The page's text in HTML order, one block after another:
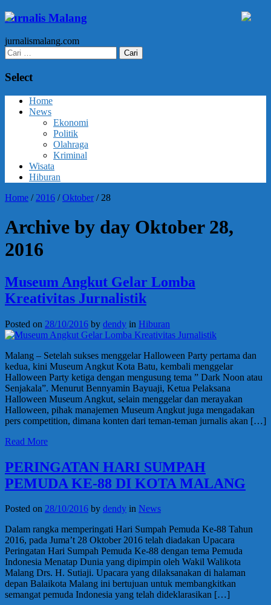
Jurnalis Malang
jurnalismalang.com
Cari
untuk:
Select
Home
News
Ekonomi
Politik
Olahraga
Kriminal
Wisata
Hiburan
Home / 2016 /Oktober / 28
Archive by day Oktober 28,
2016
Museum Angkut Gelar Lomba
Kreativitas Jurnalistik
Posted on 28/10/2016 by dendy in Hiburan
Malang – Setelah sukses menggelar Halloween Party pertama dan
kedua, kini Museum Angkut Kota Batu, kembali menggelar
Halloween Party ketiga dengan mengusung tema ” Dark Noon atau
Senjakala”. Menurut Bennyamin Bayuaji, Ketua Pelaksana
Halloween Museum Angkut, selain menggelar dan merayakan
Halloween, pihak manajemen Museum Angkut juga mengadakan
pers competition, dimana konten dari teman-teman jurnalis akan […]
Read More
PERINGATAN HARI SUMPAH
PEMUDA KE-88 DI KOTA MALANG
Posted on 28/10/2016 by dendy in News
Dalam rangka memperingati Hari Sumpah Pemuda Ke-88 Tahun
2016, pada Juma’t 28 Oktober 2016 telah diadakan Upacara
Peringatan Hari Sumpah Pemuda Ke-88 dengan tema Pemuda
Indonesia Menatap Dunia yang dipimpin oleh Wakil Walikota
Malang Drs. H. Sutiaji. Upacara yang dilaksanakan di halaman
depan Balaikota Malang ini bertujuan untuk membangkitkan
semangat pemuda Indonesia yang telah dideklarasikan […]